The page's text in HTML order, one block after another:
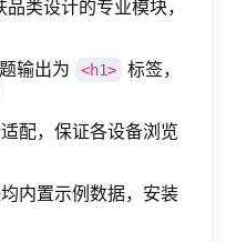
品类设计的专业模块，
输出为 <h1>
标签，
配，保证各设备浏览
内置示例数据，安装